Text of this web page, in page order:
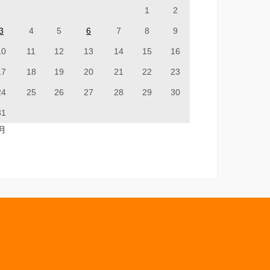
1 2
4 5 6 7 8 9
11 12 13 14 15 16
18 19 20 21 22 23
25 26 27 28 29 30